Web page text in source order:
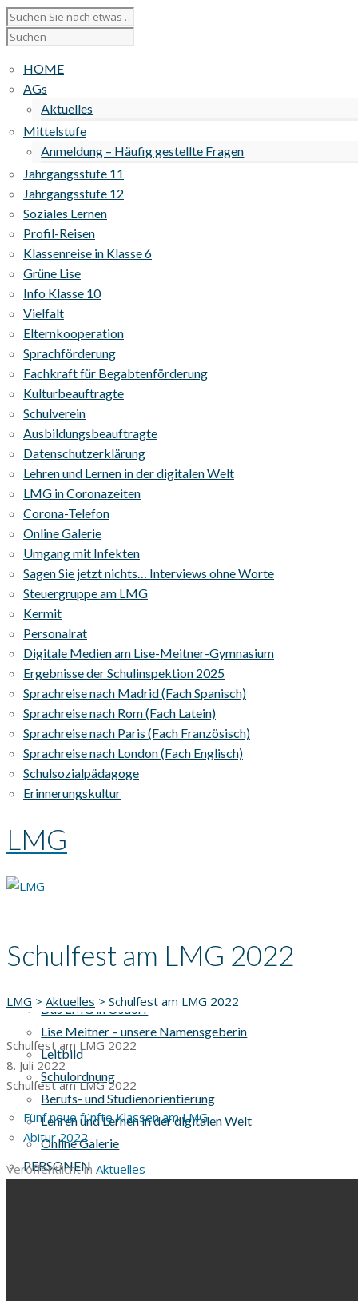
HOME
AGs
Aktuelles
Mittelstufe
Anmeldung – Häufig gestellte Fragen
Jahrgangsstufe 11
Jahrgangsstufe 12
Soziales Lernen
Profil-Reisen
Klassenreise in Klasse 6
Grüne Lise
Info Klasse 10
Vielfalt
Elternkooperation
Sprachförderung
Fachkraft für Begabtenförderung
Kulturbeauftragte
Schulverein
Ausbildungsbeauftragte
Datenschutzerklärung
Lehren und Lernen in der digitalen Welt
LMG in Coronazeiten
Corona-Telefon
Online Galerie
Umgang mit Infekten
Sagen Sie jetzt nichts… Interviews ohne Worte
Steuergruppe am LMG
Kermit
Personalrat
Digitale Medien am Lise-Meitner-Gymnasium
Ergebnisse der Schulinspektion 2025
Sprachreise nach Madrid (Fach Spanisch)
Sprachreise nach Rom (Fach Latein)
Sprachreise nach Paris (Fach Französisch)
Sprachreise nach London (Fach Englisch)
Schulsozialpädagoge
Erinnerungskultur
LMG
AKTUELLES
Das LMG in Osdorf
Lise Meitner – unsere Namensgeberin
Leitbild
Schulordnung
Berufs- und Studienorientierung
Lehren und Lernen in der digitalen Welt
Online Galerie
PERSONEN
Schulfest am LMG 2022
LMG > Aktuelles > Schulfest am LMG 2022
Schulfest am LMG 2022
8. Juli 2022
Schulfest am LMG 2022
Fünf neue fünfte Klassen am LMG
Abitur 2022
Veröffentlicht in Aktuelles